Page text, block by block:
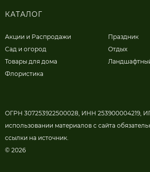
КАТАЛОГ
Акции и Распродажи
Сад и огород
Товары для дома
Флористика
Праздник
Отдых
ОГРН 307253922500028, ИНН 253900004219,
использовании материалов с сайта
ссылки на источник.
© 2026